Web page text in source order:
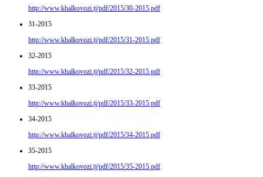
http://www.khalkovozi.tj/pdf/2015/30-2015.pdf
31-2015
http://www.khalkovozi.tj/pdf/2015/31-2015.pdf
32-2015
http://www.khalkovozi.tj/pdf/2015/32-2015.pdf
33-2015
http://www.khalkovozi.tj/pdf/2015/33-2015.pdf
34-2015
http://www.khalkovozi.tj/pdf/2015/34-2015.pdf
35-2015
http://www.khalkovozi.tj/pdf/2015/35-2015.pdf